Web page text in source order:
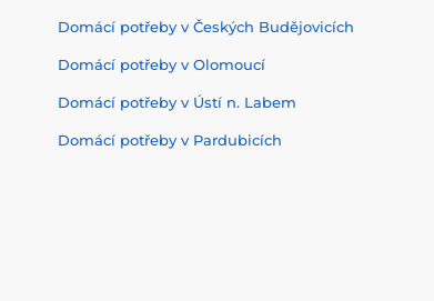
Domácí potřeby v Českých Budějovicích
Domácí potřeby v Olomoucí
Domácí potřeby v Ústí n. Labem
Domácí potřeby v Pardubicích